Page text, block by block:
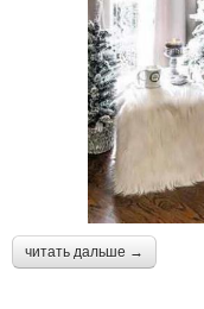
читать дальше →